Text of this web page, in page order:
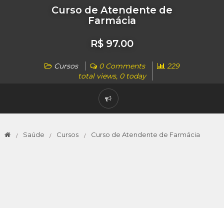
Curso de Atendente de
Farmácia
R$ 97.00
Cursos 0 Comments
229
total views, 0 today
Saúde Cursos Curso de Atendente de Farmácia